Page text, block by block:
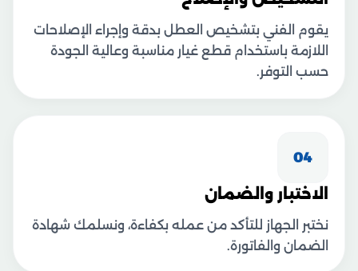
يقوم الفني بتشخيص العطل بدقة وإجراء الإصلاحات
اللازمة باستخدام قطع غيار مناسبة وعالية الجودة
حسب التوفر.
04
الاختبار والضمان
نختبر الجهاز للتأكد من عمله بكفاءة، ونسلمك شهادة
الضمان والفاتورة.